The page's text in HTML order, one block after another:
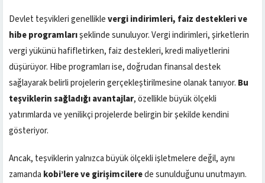
Devlet teşvikleri genelliklevergi indirimleri, faiz destekleri ve
hibe programlarışeklinde sunuluyor. Vergi indirimleri, şirketlerin
vergi yükünü hafifletirken, faiz destekleri, kredi maliyetlerini
düşürüyor. Hibe programları ise, doğrudan finansal destek
sağlayarak belirli projelerin gerçekleştirilmesine olanak tanıyor. Bu
teşviklerin sağladığı avantajlar, özellikle büyük ölçekli
yatırımlarda ve yenilikçi projelerde belirgin bir şekilde kendini
gösteriyor.
Ancak, teşviklerin yalnızca büyük ölçekli işletmelere değil, aynı
zamanda kobi’lere ve girişimcilerede sunulduğunu unutmayın.